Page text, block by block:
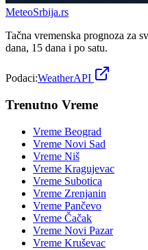
MeteoSrbija.rs
Tačna vremenska prognoza za
dana, 15 dana i po satu.
Podaci:WeatherAPI
Trenutno Vreme
Vreme Beograd
Vreme Novi Sad
Vreme Niš
Vreme Kragujevac
Vreme Subotica
Vreme Zrenjanin
Vreme Pančevo
Vreme Čačak
Vreme Novi Pazar
Vreme Kruševac